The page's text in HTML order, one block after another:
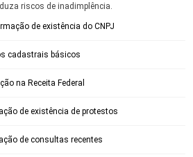
riscos de inadimplência.
de existência do CNPJ
cadastrais básicos
na Receita Federal
de existência de protestos
de consultas recentes